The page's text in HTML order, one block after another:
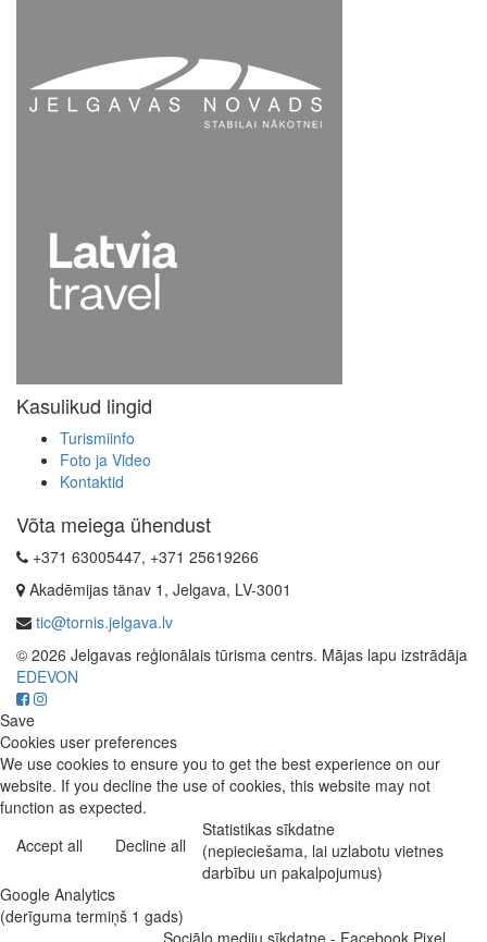
Kasulikud lingid
Turismiinfo
Foto ja Video
Kontaktid
Võta meiega ühendust
+371 63005447, +371 25619266
Akadēmijas tänav 1, Jelgava, LV-3001
tic@tornis.jelgava.lv
© 2026 Jelgavas reģionālais tūrisma centrs. Mājas lapu izstrādāja
EDEVON
Save
Cookies user preferences
We use cookies to ensure you to get the best experience on our
website. If you decline the use of cookies, this website may not
function as expected.
Accept all
Decline all
Statistikas sīkdatne
(nepieciešama, lai uzlabotu vietnes
darbību un pakalpojumus)
Google Analytics
(derīguma termiņš 1 gads)